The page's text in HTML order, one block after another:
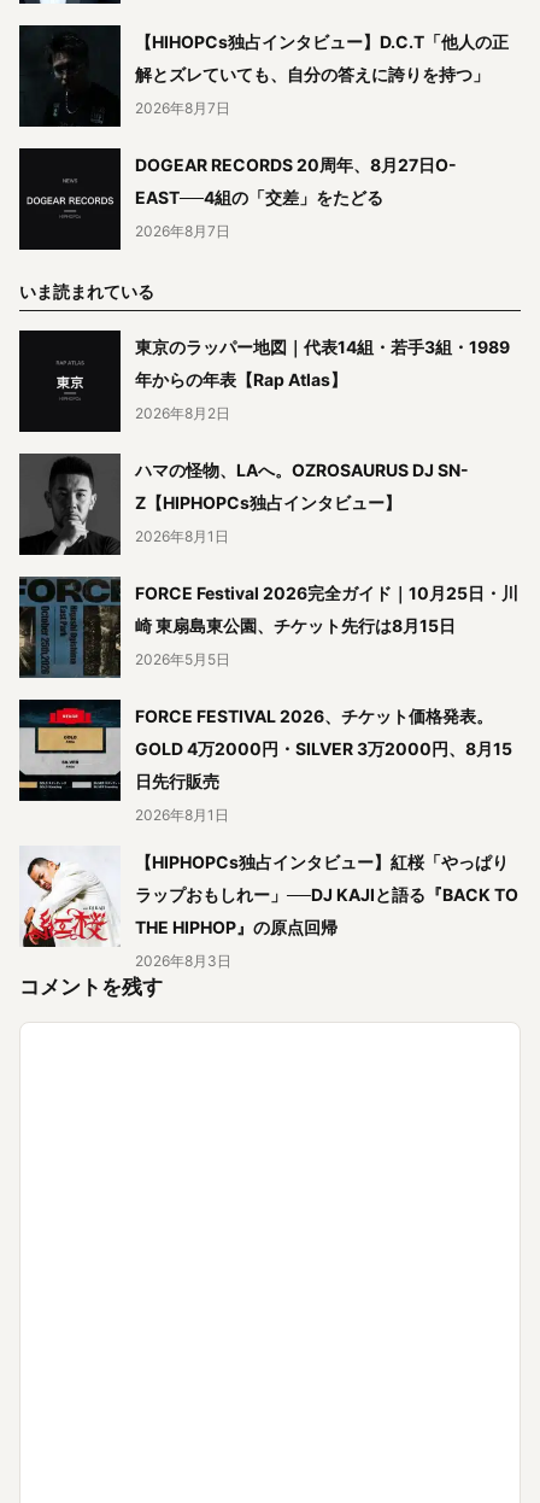
【HIHOPCs独占インタビュー】D.C.T「他人の正
解とズレていても、自分の答えに誇りを持つ」
2026年8月7日
DOGEAR RECORDS 20周年、8月27日O-
EAST──4組の「交差」をたどる
2026年8月7日
いま読まれている
東京のラッパー地図｜代表14組・若手3組・1989
年からの年表【Rap Atlas】
2026年8月2日
ハマの怪物、LAへ。OZROSAURUS DJ SN-
Z【HIPHOPCs独占インタビュー】
2026年8月1日
FORCE Festival 2026完全ガイド｜10月25日・川
崎 東扇島東公園、チケット先行は8月15日
2026年5月5日
FORCE FESTIVAL 2026、チケット価格発表。
GOLD 4万2000円・SILVER 3万2000円、8月15
日先行販売
2026年8月1日
【HIPHOPCs独占インタビュー】紅桜「やっぱり
ラップおもしれー」──DJ KAJIと語る『BACK TO
THE HIPHOP』の原点回帰
2026年8月3日
コメントを残す